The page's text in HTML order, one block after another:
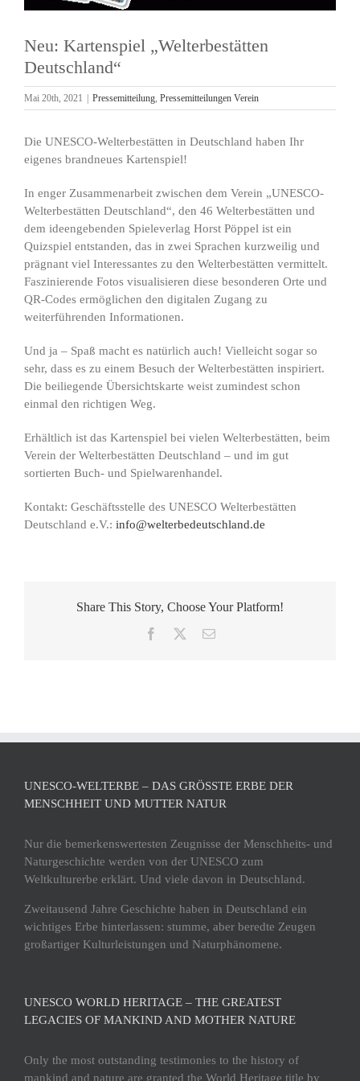
Neu: Kartenspiel „Welterbestätten
Deutschland“
Mai 20th, 2021 | Pressemitteilung Pressemitteilungen Verein
Die UNESCO-Welterbestätten in Deutschland haben Ihr
eigenes brandneues Kartenspiel!
In enger Zusammenarbeit zwischen dem Verein „UNESCO-
Welterbestätten Deutschland“, den 46 Welterbestätten und
dem ideengebenden Spieleverlag Horst Pöppel ist ein
Quizspiel entstanden, das in zwei Sprachen kurzweilig und
prägnant viel Interessantes zu den Welterbestätten vermittelt.
Faszinierende Fotos visualisieren diese besonderen Orte und
QR-Codes ermöglichen den digitalen Zugang zu
weiterführenden Informationen.
Und ja – Spaß macht es natürlich auch! Vielleicht sogar so
sehr, dass es zu einem Besuch der Welterbestätten inspiriert.
Die beiliegende Übersichtskarte weist zumindest schon
einmal den richtigen Weg.
Erhältlich ist das Kartenspiel bei vielen Welterbestätten, beim
Verein der Welterbestätten Deutschland – und im gut
sortierten Buch- und Spielwarenhandel.
Kontakt: Geschäftsstelle des UNESCO Welterbestätten
Deutschland e.V.: info@welterbedeutschland.de
Share This Story, Choose Your Platform!
Facebook
E-
UNESCO-WELTERBE – DAS GRÖSSTE ERBE DER M
ENSCHHEIT UND MUTTER NATUR
Nur die bemerkenswertesten Zeugnisse der Menschheits- und
Naturgeschichte werden von der UNESCO zum
Weltkulturerbe erklärt. Und viele davon in Deutschland.
Zweitausend Jahre Geschichte haben in Deutschland ein
wichtiges Erbe hinterlassen: stumme, aber beredte Zeugen
großartiger Kulturleistungen und Naturphänomene.
UNESCO WORLD HERITAGE – THE GREATEST
LEGACIES OF MANKIND AND MOTHER NATURE
Only the most outstanding testimonies to the history of
mankind and nature are granted the World Heritage title by